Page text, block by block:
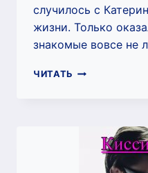
случилось с
жизни. Только
знакомые вовсе не
ЧИТАТЬ